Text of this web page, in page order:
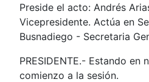
Preside el acto: Andrés
Vicepresidente. Actúa en
Busnadiego - Secretaria
PRESIDENTE.- Estando en
comienzo a la sesión.